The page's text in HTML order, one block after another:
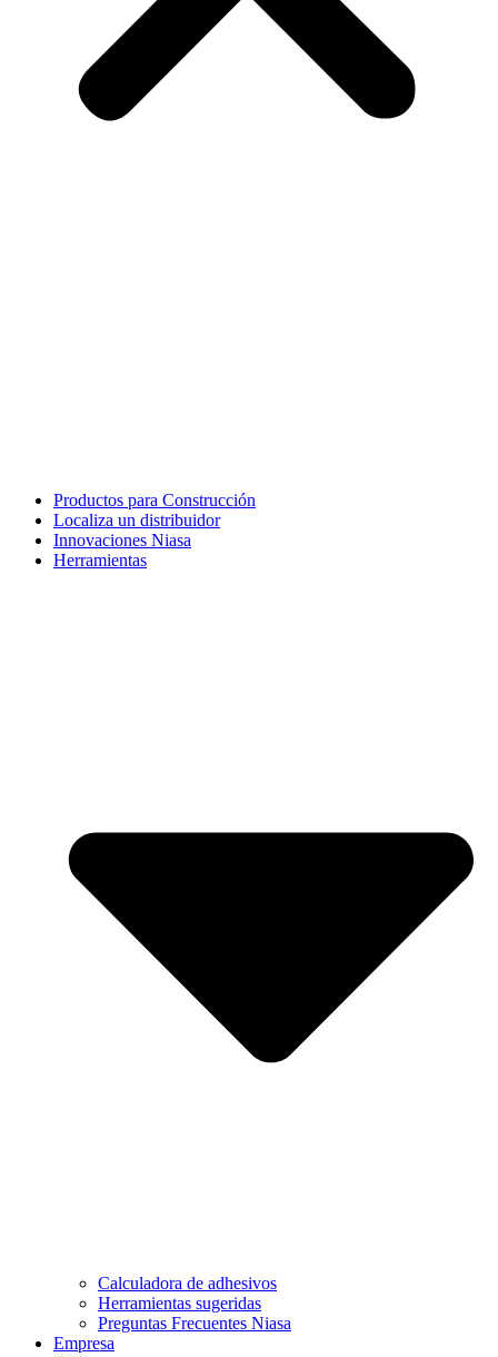
Productos para Construcción
Localiza un distribuidor
Innovaciones Niasa
Herramientas
Calculadora de adhesivos
Herramientas sugeridas
Preguntas Frecuentes Niasa
Empresa